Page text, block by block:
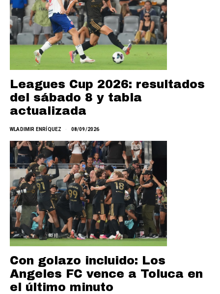
Leagues Cup 2026: resultados
del sábado 8 y tabla
actualizada
WLADIMIR ENRÍQUEZ 08/09/2026
Con golazo incluido: Los
Angeles FC vence a Toluca en
el último minuto